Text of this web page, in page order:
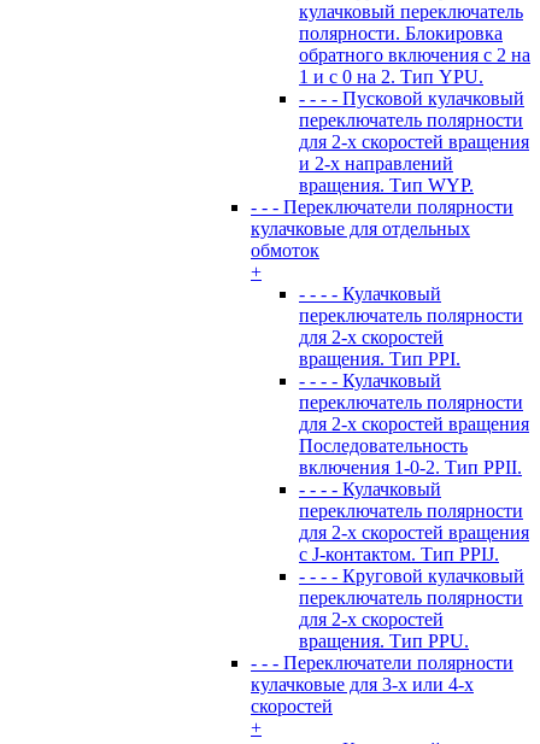
кулачковый переключатель
полярности. Блокировка
обратного включения с 2 на
1 и с 0 на 2. Тип YPU.
- - - - Пусковой кулачковый
переключатель полярности
для 2-х скоростей вращения
и 2-х направлений
вращения. Тип WYP.
- - - Переключатели полярности
кулачковые для отдельных
обмоток
+
- - - - Кулачковый
переключатель полярности
для 2-х скоростей
вращения. Тип PPI.
- - - - Кулачковый
переключатель полярности
для 2-х скоростей вращения
Последовательность
включения 1-0-2. Тип PPII.
- - - - Кулачковый
переключатель полярности
для 2-х скоростей вращения
с J-контактом. Тип PPIJ.
- - - - Круговой кулачковый
переключатель полярности
для 2-х скоростей
вращения. Тип PPU.
- - - Переключатели полярности
кулачковые для 3-х или 4-х
скоростей
+